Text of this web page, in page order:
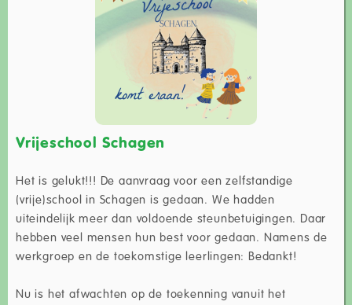
Vrijeschool Schagen
Het is gelukt!!! De aanvraag voor een zelfstandige
(vrije)school in Schagen is gedaan. We hadden
uiteindelijk meer dan voldoende steunbetuigingen. Daar
hebben veel mensen hun best voor gedaan. Namens de
werkgroep en de toekomstige leerlingen: Bedankt!
Nu is het afwachten op de toekenning vanuit het